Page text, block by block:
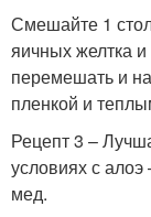
Смешайте 1
яичных желтка
перемешать и
пленкой и
Рецепт 3 –
условиях с алоэ
мед.